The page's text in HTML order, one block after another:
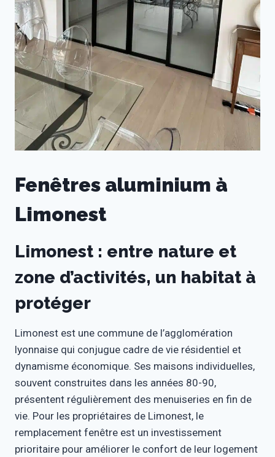
Fenêtres aluminium à
Limonest
Limonest : entre nature et
zone d’activités, un habitat à
protéger
Limonest est une commune de l’agglomération
lyonnaise qui conjugue cadre de vie résidentiel et
dynamisme économique. Ses maisons individuelles,
souvent construites dans les années 80-90,
présentent régulièrement des menuiseries en fin de
vie. Pour les propriétaires de Limonest, le
remplacement fenêtre est un investissement
prioritaire pour améliorer le confort de leur logement